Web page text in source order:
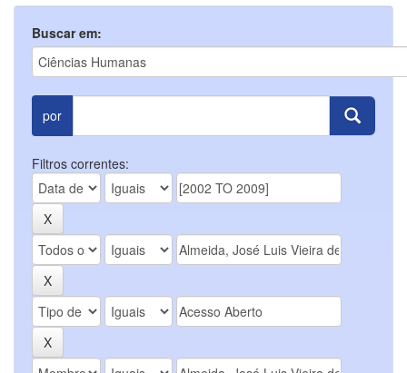
Buscar em:
por
Filtros correntes: